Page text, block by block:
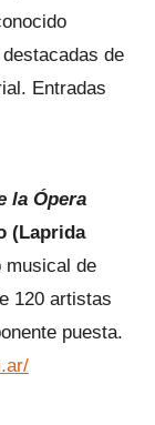
de
Entradas
la Ópera
(Laprida
musical de
120 artistas
puesta.